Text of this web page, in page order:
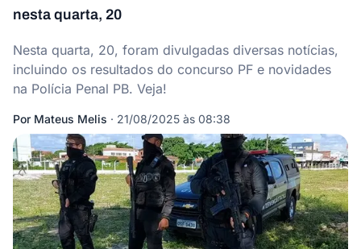
nesta quarta, 20
Nesta quarta, 20, foram divulgadas diversas notícias,
incluindo os resultados do concurso PF e novidades
na Polícia Penal PB. Veja!
Por Mateus Melis · 21/08/2025 às 08:38